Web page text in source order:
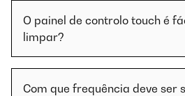
O painel de controlo touch é
limpar?
Com que frequência deve ser